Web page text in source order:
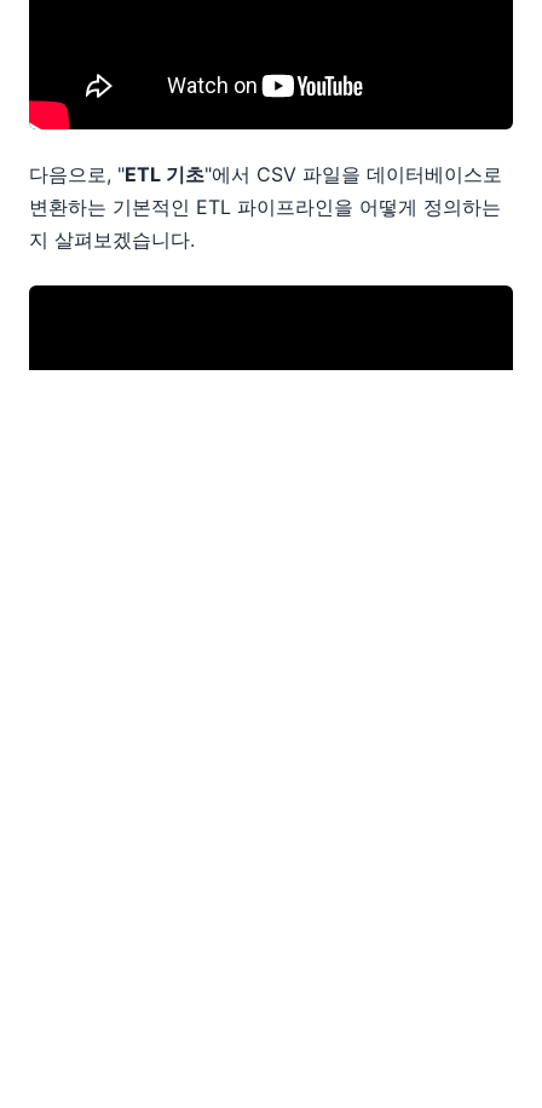
다음으로, "ETL 기초"에서 CSV 파일을 데이터베이스로
변환하는 기본적인 ETL 파이프라인을 어떻게 정의하는
지 살펴보겠습니다.